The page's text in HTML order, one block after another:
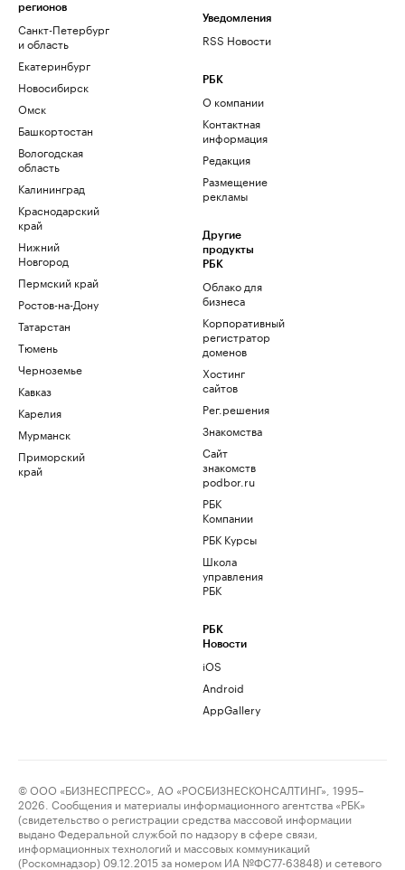
регионов
Санкт-Петербург
и область
Екатеринбург
Новосибирск
Омск
Башкортостан
Вологодская
область
Калининград
Краснодарский
край
Нижний
Новгород
Пермский край
Ростов-на-Дону
Татарстан
Тюмень
Черноземье
Кавказ
Карелия
Мурманск
Приморский
край
Уведомления
RSS Новости
РБК
О компании
Контактная
информация
Редакция
Размещение
рекламы
Другие
продукты
РБК
Облако для
бизнеса
Корпоративный
регистратор
доменов
Хостинг
сайтов
Рег.решения
Знакомства
Сайт
знакомств
podbor.ru
РБК
Компании
РБК Курсы
Школа
управления
РБК
РБК
Новости
iOS
Android
AppGallery
© ООО «БИЗНЕСПРЕСС», АО «РОСБИЗНЕСКОНСАЛТИНГ», 1995–
2026. Сообщения и материалы информационного агентства «РБК»
(свидетельство о регистрации средства массовой информации
выдано Федеральной службой по надзору в сфере связи,
информационных технологий и массовых коммуникаций
(Роскомнадзор) 09.12.2015 за номером ИА №ФС77-63848) и сетевого